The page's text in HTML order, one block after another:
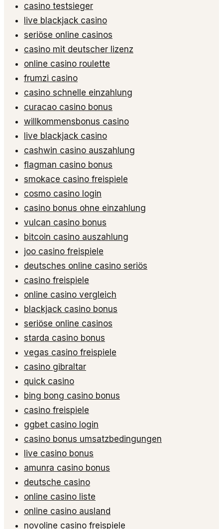
casino testsieger
live blackjack casino
seriöse online casinos
casino mit deutscher lizenz
online casino roulette
frumzi casino
casino schnelle einzahlung
curacao casino bonus
willkommensbonus casino
live blackjack casino
cashwin casino auszahlung
flagman casino bonus
smokace casino freispiele
cosmo casino login
casino bonus ohne einzahlung
vulcan casino bonus
bitcoin casino auszahlung
joo casino freispiele
deutsches online casino seriös
casino freispiele
online casino vergleich
blackjack casino bonus
seriöse online casinos
starda casino bonus
vegas casino freispiele
casino gibraltar
quick casino
bing bong casino bonus
casino freispiele
ggbet casino login
casino bonus umsatzbedingungen
live casino bonus
amunra casino bonus
deutsche casino
online casino liste
online casino ausland
novoline casino freispiele